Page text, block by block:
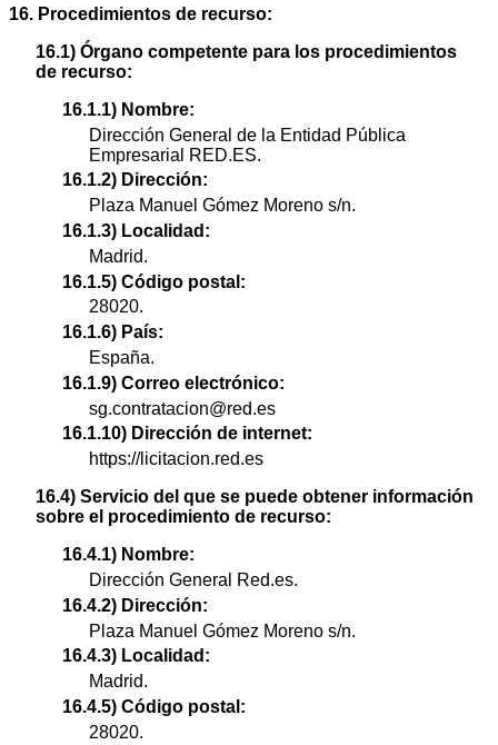
16. Procedimientos de recurso:
16.1) Órgano competente para los procedimientos
de recurso:
16.1.1) Nombre:
Dirección General de la Entidad Pública
Empresarial RED.ES.
16.1.2) Dirección:
Plaza Manuel Gómez Moreno s/n.
16.1.3) Localidad:
Madrid.
16.1.5) Código postal:
28020.
16.1.6) País:
España.
16.1.9) Correo electrónico:
sg.contratacion@red.es
16.1.10) Dirección de internet:
https://licitacion.red.es
16.4) Servicio del que se puede obtener información
sobre el procedimiento de recurso:
16.4.1) Nombre:
Dirección General Red.es.
16.4.2) Dirección:
Plaza Manuel Gómez Moreno s/n.
16.4.3) Localidad:
Madrid.
16.4.5) Código postal:
28020.